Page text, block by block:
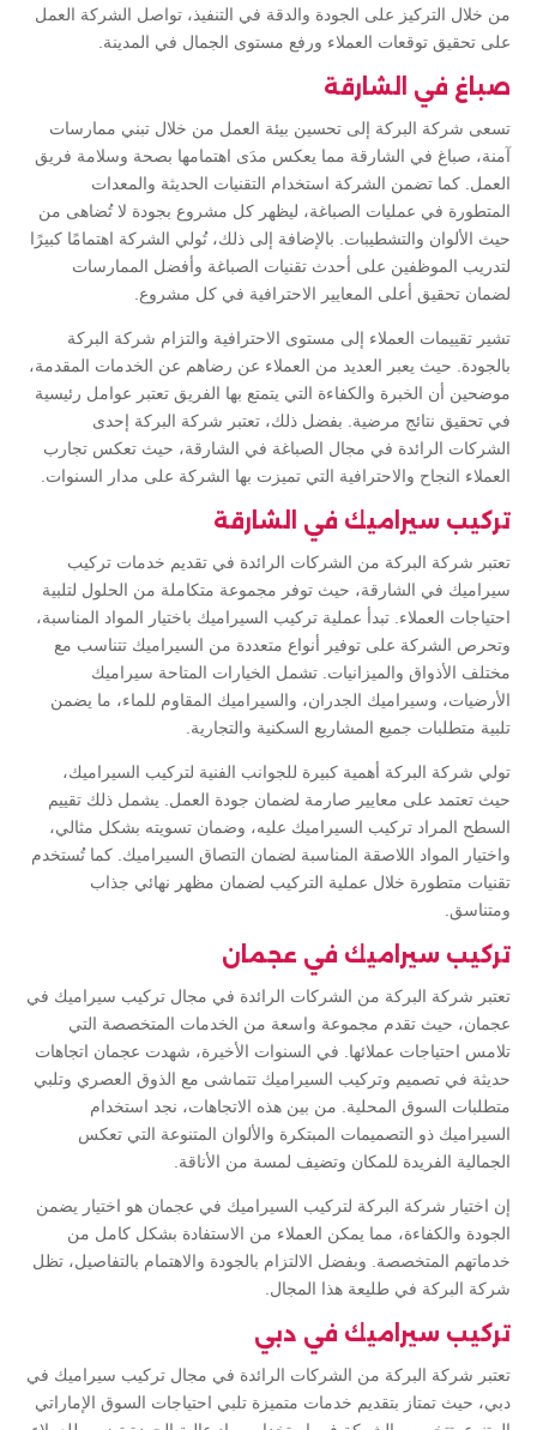
من خلال التركيز على الجودة والدقة في التنفيذ، تواصل الشركة العمل
على تحقيق توقعات العملاء ورفع مستوى الجمال في المدينة.
صباغ في الشارقة
تسعى شركة البركة إلى تحسين بيئة العمل من خلال تبني ممارسات
آمنة، صباغ في الشارقة مما يعكس مدَى اهتمامها بصحة وسلامة فريق
العمل. كما تضمن الشركة استخدام التقنيات الحديثة والمعدات
المتطورة في عمليات الصباغة، ليظهر كل مشروع بجودة لا تُضاهى من
حيث الألوان والتشطيبات. بالإضافة إلى ذلك، تُولي الشركة اهتمامًا كبيرًا
لتدريب الموظفين على أحدث تقنيات الصباغة وأفضل الممارسات
لضمان تحقيق أعلى المعايير الاحترافية في كل مشروع.
تشير تقييمات العملاء إلى مستوى الاحترافية والتزام شركة البركة
بالجودة. حيث يعبر العديد من العملاء عن رضاهم عن الخدمات المقدمة،
موضحين أن الخبرة والكفاءة التي يتمتع بها الفريق تعتبر عوامل رئيسية
في تحقيق نتائج مرضية. بفضل ذلك، تعتبر شركة البركة إحدى
الشركات الرائدة في مجال الصباغة في الشارقة، حيث تعكس تجارب
العملاء النجاح والاحترافية التي تميزت بها الشركة على مدار السنوات.
تركيب سيراميك في الشارقة
تعتبر شركة البركة من الشركات الرائدة في تقديم خدمات تركيب
سيراميك في الشارقة، حيث توفر مجموعة متكاملة من الحلول لتلبية
احتياجات العملاء. تبدأ عملية تركيب السيراميك باختيار المواد المناسبة،
وتحرص الشركة على توفير أنواع متعددة من السيراميك تتناسب مع
مختلف الأذواق والميزانيات. تشمل الخيارات المتاحة سيراميك
الأرضيات، وسيراميك الجدران، والسيراميك المقاوم للماء، ما يضمن
تلبية متطلبات جميع المشاريع السكنية والتجارية.
تولي شركة البركة أهمية كبيرة للجوانب الفنية لتركيب السيراميك،
حيث تعتمد على معايير صارمة لضمان جودة العمل. يشمل ذلك تقييم
السطح المراد تركيب السيراميك عليه، وضمان تسويته بشكل مثالي،
واختيار المواد اللاصقة المناسبة لضمان التصاق السيراميك. كما تُستخدم
تقنيات متطورة خلال عملية التركيب لضمان مظهر نهائي جذاب
ومتناسق.
تركيب سيراميك في عجمان
تعتبر شركة البركة من الشركات الرائدة في مجال تركيب سيراميك في
عجمان، حيث تقدم مجموعة واسعة من الخدمات المتخصصة التي
تلامس احتياجات عملائها. في السنوات الأخيرة، شهدت عجمان اتجاهات
حديثة في تصميم وتركيب السيراميك تتماشى مع الذوق العصري وتلبي
متطلبات السوق المحلية. من بين هذه الاتجاهات، نجد استخدام
السيراميك ذو التصميمات المبتكرة والألوان المتنوعة التي تعكس
الجمالية الفريدة للمكان وتضيف لمسة من الأناقة.
إن اختيار شركة البركة لتركيب السيراميك في عجمان هو اختيار يضمن
الجودة والكفاءة، مما يمكن العملاء من الاستفادة بشكل كامل من
خدماتهم المتخصصة. وبفضل الالتزام بالجودة والاهتمام بالتفاصيل، تظل
شركة البركة في طليعة هذا المجال.
تركيب سيراميك في دبي
تعتبر شركة البركة من الشركات الرائدة في مجال تركيب سيراميك في
دبي، حيث تمتاز بتقديم خدمات متميزة تلبي احتياجات السوق الإماراتي